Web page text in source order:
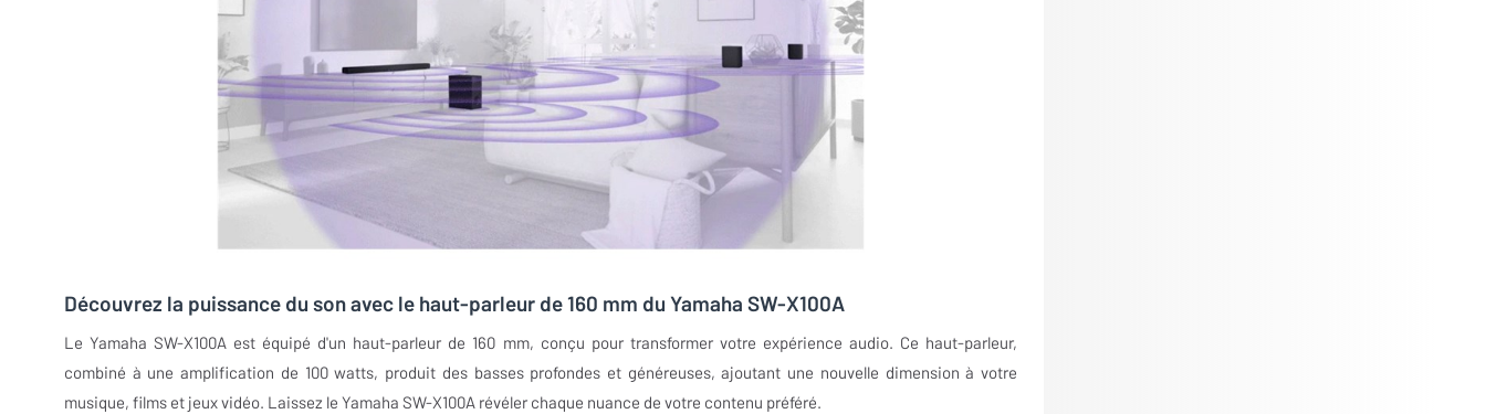
Découvrez la puissance du son avec le haut-parleur de 160 mm du Yamaha SW-X100A
Le Yamaha SW-X100A est équipé d'un haut-parleur de 160 mm, conçu pour transformer votre expérience audio. Ce haut-parleur,
combiné à une amplification de 100 watts, produit des basses profondes et généreuses, ajoutant une nouvelle dimension à votre
musique, films et jeux vidéo. Laissez le Yamaha SW-X100A révéler chaque nuance de votre contenu préféré.